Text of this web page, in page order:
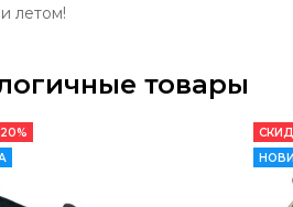
летом!
товары